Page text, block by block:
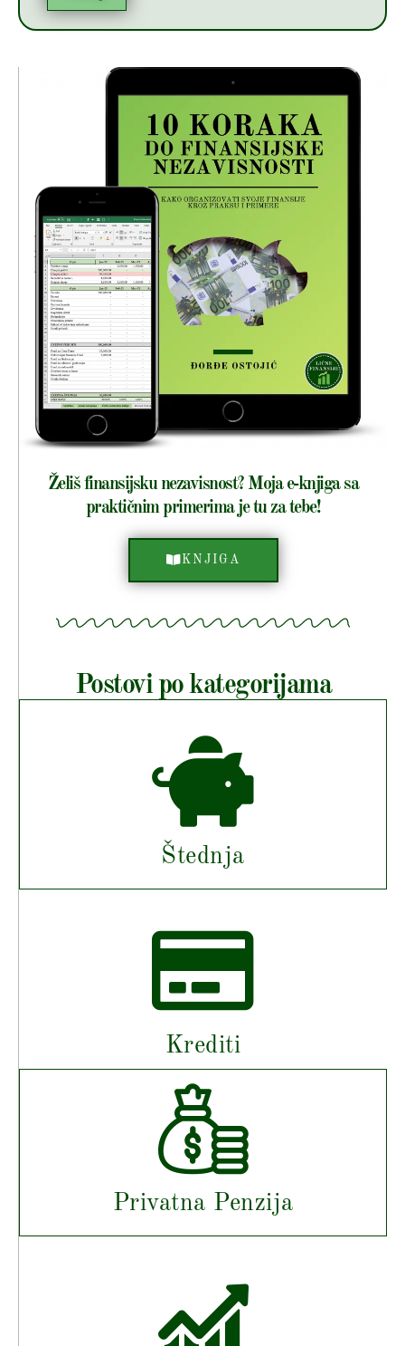
Želiš finansijsku nezavisnost? Moja e-knjiga sa
praktičnim primerima je tu za tebe!
KNJIGA
Postovi po kategorijama
Štednja
Krediti
Privatna Penzija